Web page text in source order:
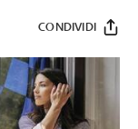
CONDIVIDI